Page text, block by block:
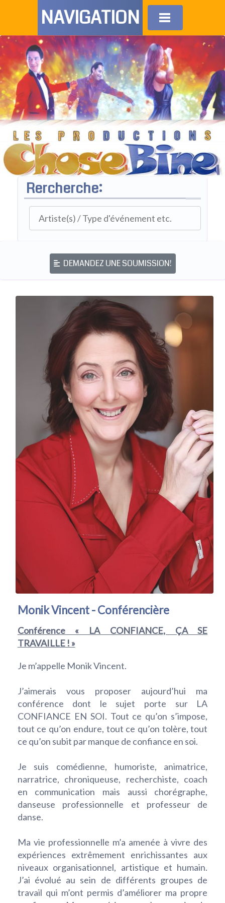
NAVIGATION
Rercherche:
DEMANDEZ UNE SOUMISSION!
Monik Vincent - Conférencière
Conférence « LA CONFIANCE, ÇA SE
TRAVAILLE ! »
Je m’appelle Monik Vincent.
J’aimerais vous proposer aujourd’hui ma
conférence dont le sujet porte sur LA
CONFIANCE EN SOI. Tout ce qu’on s’impose,
tout ce qu’on endure, tout ce qu’on tolère, tout
ce qu’on subit par manque de confiance en soi.
Je suis comédienne, humoriste, animatrice,
narratrice, chroniqueuse, recherchiste, coach
en communication mais aussi chorégraphe,
danseuse professionnelle et professeur de
danse.
Ma vie professionnelle m’a amenée à vivre des
expériences extrêmement enrichissantes aux
niveaux organisationnel, artistique et humain.
J’ai évolué au sein de différents groupes de
travail qui m’ont permis d’améliorer ma propre